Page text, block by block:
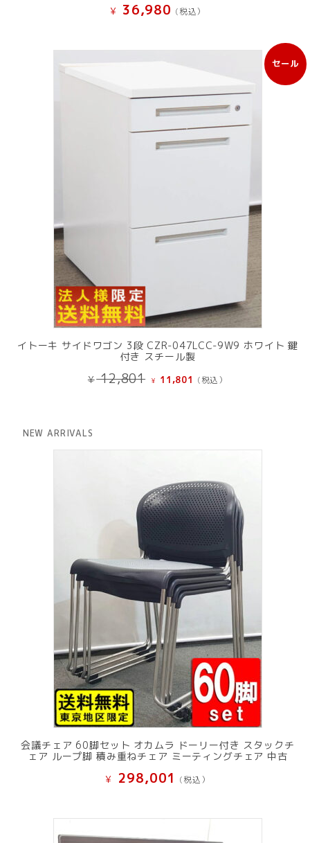
¥ 36,980 (税込）
セール
販
売
イトーキ サイドワゴン 3段 CZR-047LCC-9W9 ホワイト 鍵
付き スチール製
¥12,801
元
た。
¥ 11,801 現
す。
(税込）
NEW ARRIVALS
会議チェア 60脚セット オカムラ ドーリー付き スタックチ
ェア ループ脚 積み重ねチェア ミーティングチェア 中古
¥ 298,001 (税込）